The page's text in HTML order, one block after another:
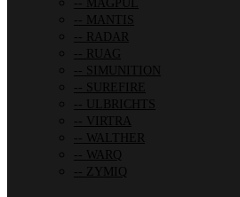
MAGPUL
MANTIS
RADAR
RUAG
SIMUNITION
SUREFIRE
ULBRICHTS
VIRTRA
WALTHER
WARQ
ZYMIQ